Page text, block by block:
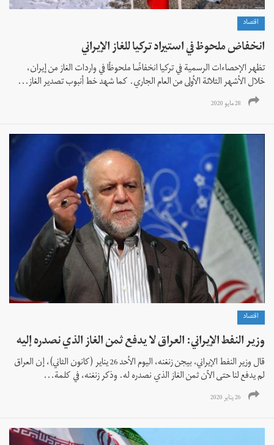
اقتصاد
انخفاض ملحوظ في استيراد تركيا للغاز الإيراني
تظهر الإحصاءات الرسمية في تركيا انخفاضًا ملحوظًا في واردات الغاز من إيران،
خلال الأشهر الثلاثة الأولى من العام الجاري. كما شهد خط أنبوب تصدير الغاز...
28 مايو 2020
اقتصاد
وزير النفط الإيراني: العراق لا يدفع ثمن الغاز الذي نصدره إليه
قال وزير النفط الإيراني، بيجن زنغنه، اليوم الأحد 26 يناير (كانون الثاني)، إن العراق
لم يدفع لنا حتى الآن ثمن الغاز الذي نصدره له. وذكر زنغنه، في كلمة...
26 يناير 2020